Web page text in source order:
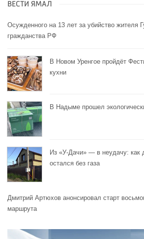
ВЕСТИ ЯМАЛ
Осужденного на 13 лет за убийство жителя
гражданства РФ
В Новом Уренгое пройдёт
кухни
В Надыме прошел
Из «У-Дачи» — в неудачу: как
остался без газа
Дмитрий Артюхов анонсировал старт
маршрута